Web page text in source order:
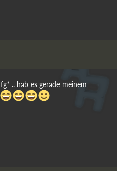
.. hab es gerade meinem